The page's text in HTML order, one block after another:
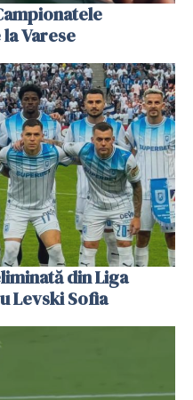
Varese
din Liga
Levski Sofia